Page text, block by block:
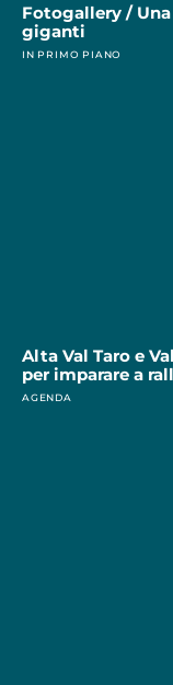
Fotogallery /
giganti
IN PRIMO PIANO
Alta Val Taro e
per imparare a
AGENDA